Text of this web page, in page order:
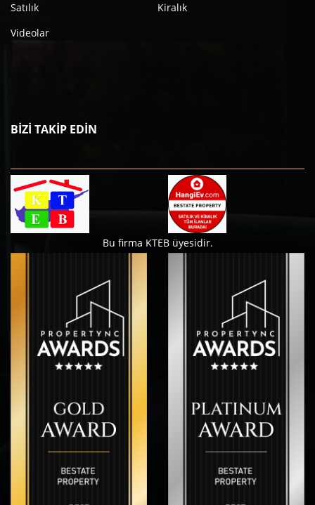
Satılık
Kiralık
Videolar
BİZİ TAKİP EDİN
Bu firma KTEB üyesidir.